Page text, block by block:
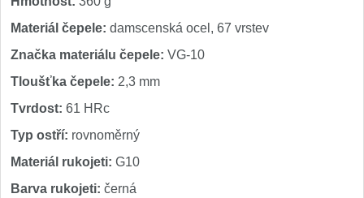
Materiál čepele: damscenská ocel, 67 vrstev
Značka materiálu čepele: VG-10
Tloušťka čepele: 2,3 mm
Tvrdost: 61 HRc
Typ ostří: rovnoměrný
Materiál rukojeti: G10
Barva rukojeti: černá